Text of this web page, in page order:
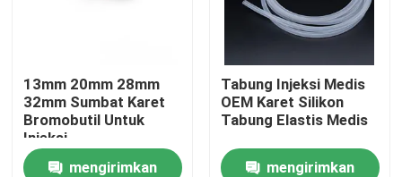
Hubungi kami
Quote request suatu
13mm 20mm 28mm
32mm Sumbat Karet
Bromobutil Untuk
Injeksi
mengirimkan
Tabung Injeksi Medis
OEM Karet Silikon
Tabung Elastis Medis
mengirimkan